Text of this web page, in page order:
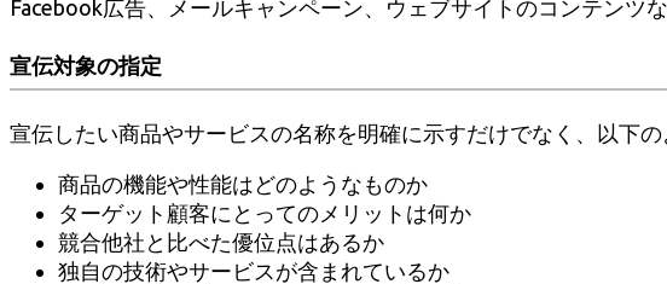
Facebook広告、メールキャンペーン、ウェブサイトのコンテンツ
宣伝対象の指定
宣伝したい商品やサービスの名称を明確に示すだけでなく、以下
商品の機能や性能はどのようなものか
ターゲット顧客にとってのメリットは何か
競合他社と比べた優位点はあるか
独自の技術やサービスが含まれているか